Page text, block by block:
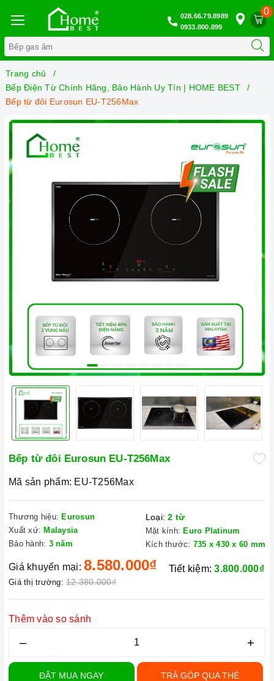
0
028.66.79.8989
0933.800.899
Trang chủ
Bếp Điện Từ Chính Hãng, Bảo Hành Uy Tín | HOME BEST
Bếp từ đôi Eurosun EU-T256Max
Bếp từ đôi Eurosun EU-T256Max
Mã sản phẩm: EU-T256Max
Thương hiệu: Eurosun
Xuất xứ: Malaysia
Bảo hành: 3 năm
Loại: 2 từ
Mặt kính: Euro Platinum
Kích thước: 735 x 430 x 60 mm
Giá khuyến mại: 8.580.000₫
Giá thị trường: 12.380.000₫
Tiết kiệm:3.800.000₫
Thêm vào so sánh
– +
ĐẶT MUA NGAY TRẢ GÓP QUA THẺ